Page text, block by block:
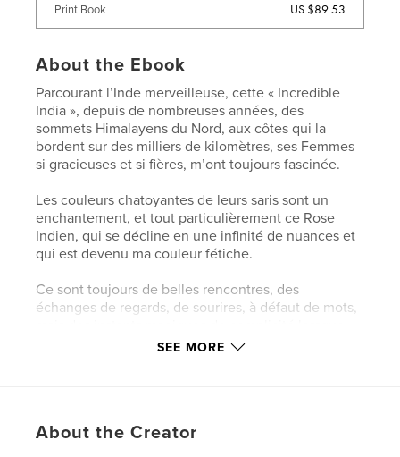
Print Book US $89.53
About the Ebook
Parcourant l’Inde merveilleuse, cette « Incredible
India », depuis de nombreuses années, des
sommets Himalayens du Nord, aux côtes qui la
bordent sur des milliers de kilomètres, ses Femmes
si gracieuses et si fières, m’ont toujours fascinée.
Les couleurs chatoyantes de leurs saris sont un
enchantement, et tout particulièrement ce Rose
Indien, qui se décline en une infinité de nuances et
qui est devenu ma couleur fétiche.
Ce sont toujours de belles rencontres, des
échanges de regards, de sourires, à défaut de mots,
qu’elles se prêtent au jeu de la photographie.
Primary Category: Travel
SEE MORE
About the Creator